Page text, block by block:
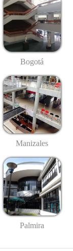
Bogotá
Manizales
Palmira